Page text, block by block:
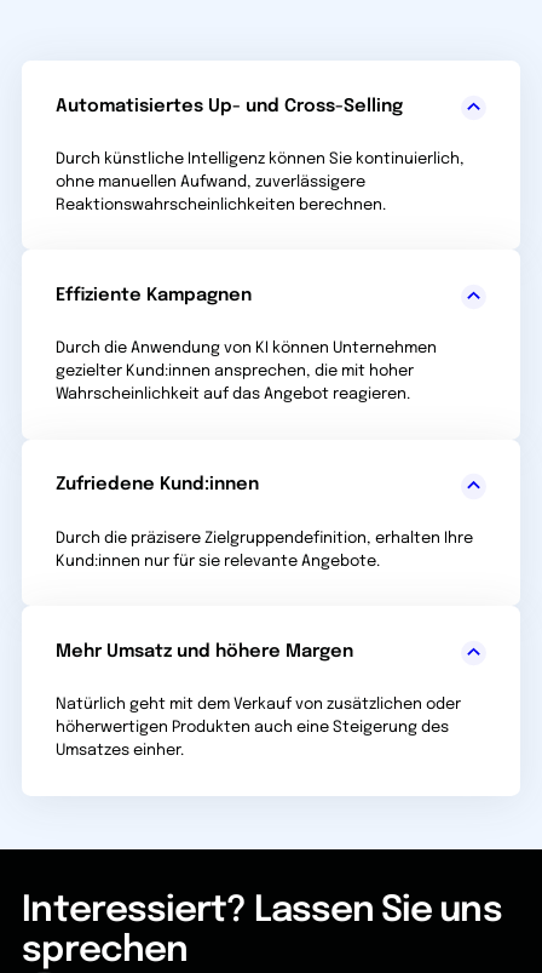
Automatisiertes Up- und Cross-Selling
Durch künstliche Intelligenz können Sie kontinuierlich,
ohne manuellen Aufwand, zuverlässigere
Reaktionswahrscheinlichkeiten berechnen.
Effiziente Kampagnen
Durch die Anwendung von KI können Unternehmen
gezielter Kund:innen ansprechen, die mit hoher
Wahrscheinlichkeit auf das Angebot reagieren.
Zufriedene Kund:innen
Durch die präzisere Zielgruppendefinition, erhalten Ihre
Kund:innen nur für sie relevante Angebote.
Mehr Umsatz und höhere Margen
Natürlich geht mit dem Verkauf von zusätzlichen oder
höherwertigen Produkten auch eine Steigerung des
Umsatzes einher.
Interessiert? Lassen Sie uns
sprechen